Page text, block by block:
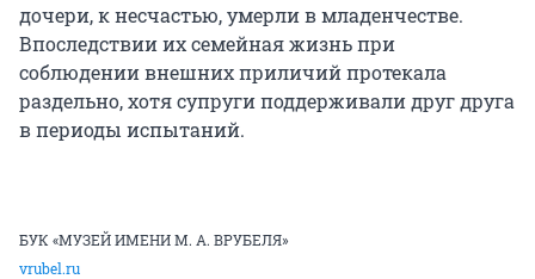
дочери, к несчастью, умерли в младенчестве.
Впоследствии их семейная жизнь при
соблюдении внешних приличий протекала
раздельно, хотя супруги поддерживали друг друга
в периоды испытаний.
БУК «МУЗЕЙ ИМЕНИ М. А. ВРУБЕЛЯ»
vrubel.ru